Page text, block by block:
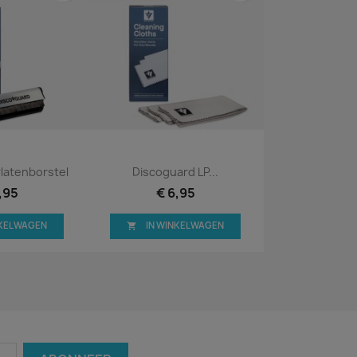
Snel bekijken
Discoguard LP...
€ 6,95
 IN WINKELWAGEN